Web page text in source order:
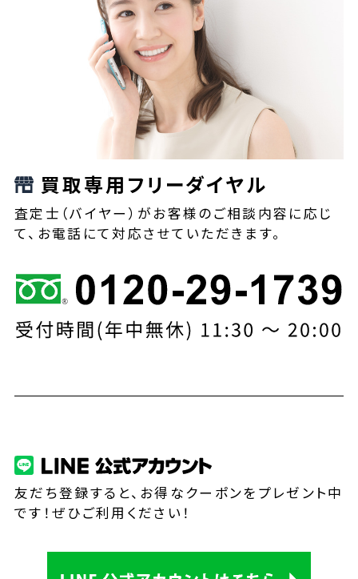
買取専用フリーダイヤル
査定士（バイヤー）がお客様のご相談内容に応じ
て、お電話にて対応させていただきます。
友だち登録すると、お得なクーポンをプレゼント中
です！ぜひご利用ください！